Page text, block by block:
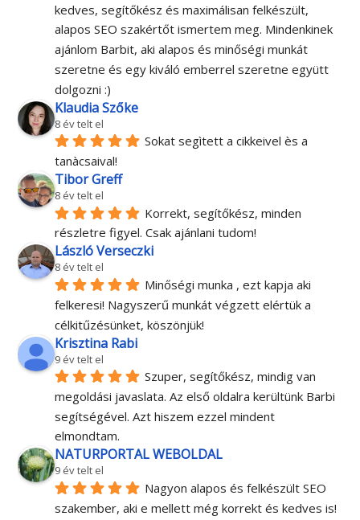
kedves, segítőkész és maximálisan felkészült,
alapos SEO szakértőt ismertem meg. Mindenkinek
ajánlom Barbit, aki alapos és minőségi munkát
szeretne és egy kiváló emberrel szeretne együtt
dolgozni :)
Klaudia Szőke
8 év telt el
Sokat segìtett a cikkeivel ès a
tanàcsaival!
Tibor Greff
8 év telt el
Korrekt, segítőkész, minden
részletre figyel. Csak ajánlani tudom!
László Verseczki
8 év telt el
Minőségi munka , ezt kapja aki
felkeresi! Nagyszerű munkát végzett elértük a
célkitűzésünket, köszönjük!
Krisztina Rabi
9 év telt el
Szuper, segítőkész, mindig van
megoldási javaslata. Az első oldalra kerültünk Barbi
segítségével. Azt hiszem ezzel mindent
elmondtam.
NATURPORTAL WEBOLDAL
9 év telt el
Nagyon alapos és felkészült SEO
szakember, aki e mellett még korrekt és kedves is!